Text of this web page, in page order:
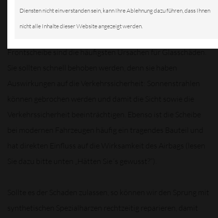
in der
Frontscheibe sind die häufigsten Ursachen für Glasschäden.
Diensten nicht einverstanden sein, kann Ihre Ablehnung dazu führen, dass Ihnen
nicht alle Inhalte dieser Website angezeigt werden.